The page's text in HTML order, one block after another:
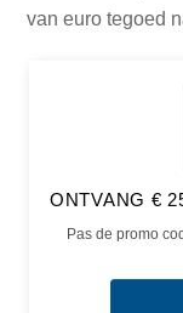
van euro tegoed
ONTVANG €
Pas de promo